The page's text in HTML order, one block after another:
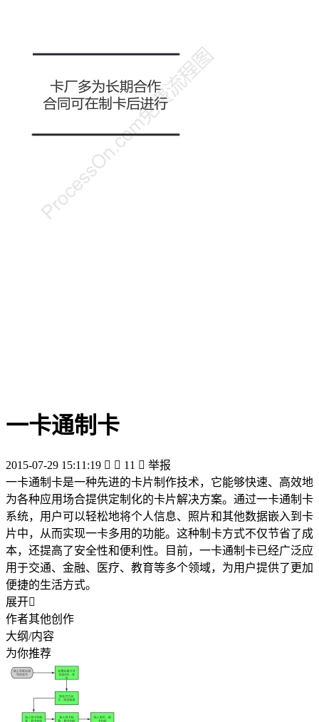
一卡通制卡
2015-07-29 15:11:19   11  举报
一卡通制卡是一种先进的卡片制作技术，它能够快速、高效地
为各种应用场合提供定制化的卡片解决方案。通过一卡通制卡
系统，用户可以轻松地将个人信息、照片和其他数据嵌入到卡
片中，从而实现一卡多用的功能。这种制卡方式不仅节省了成
本，还提高了安全性和便利性。目前，一卡通制卡已经广泛应
用于交通、金融、医疗、教育等多个领域，为用户提供了更加
便捷的生活方式。
展开
作者其他创作
大纲/内容
为你推荐